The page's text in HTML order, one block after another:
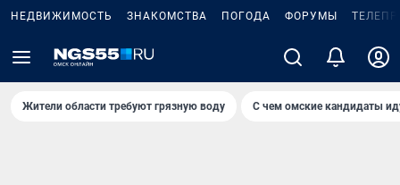
НЕДВИЖИМОСТЬ ЗНАКОМСТВА ПОГОДА ФОРУМЫ
Жители области требуют грязную воду С чем омские кандидаты